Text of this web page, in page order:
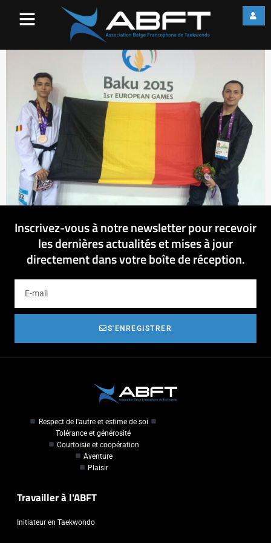
Inscrivez-vous à notre newsletter pour recevoir
les dernières actualités et mises à jour
directement dans votre boîte de réception.
S'ENREGISTRER
Respect de l'autre et estime de soi
Tolérance et générosité
Courtoisie et coopération
Aventure
Plaisir
Travailler à l'ABFT
Initiateur en Taekwondo